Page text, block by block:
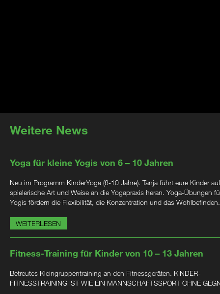
Weitere News
Yoga für kleine Yogis von 6 – 10 Jahren
Neu im Programm KinderYoga (6-10 Jahre). Tanja führt eure Kinder auf
spielerische Art und Weise an die Yogapraxis heran. Yoga-Übungen
Yogis fördern die Flexibilität, die Konzentration und das Wohlbefinden.
WEITERLESEN
Fitness-Training für Kinder von 10 – 13 Jahren
Betreutes Kleingruppentraining an den Fitnessgeräten. KINDER-
FITNESSTRAINING IST WIE EIN MANNSCHAFTSSPORT OHNE